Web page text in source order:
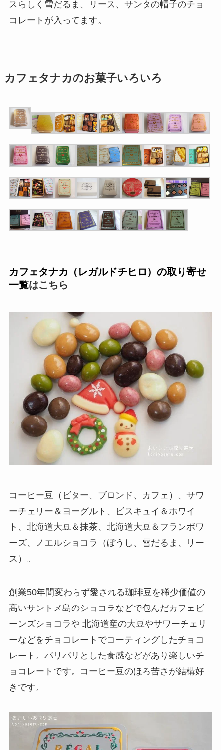
スらしく雪だるま、リース、サンタの帽子のチョ
コレートが入ってます。
カフェタナカのお菓子いろいろ
カフェタナカ（レガルドチヒロ）の取り寄せ
一覧はこちら
コーヒー豆（ビター、ブロンド、カフェ）、サワ
ーチェリー＆ヨーグルト、ビスキュイ＆ホワイ
ト、北海道大豆＆抹茶、北海道大豆＆フランボワ
ーズ、ノエルショコラ（ぼうし、雪だるま、リー
ス）。
創業50年間変わらず愛される珈琲豆を稀少価値の
高いサントメ島のショコラなどで包んだカフェビ
ーンズショコラや 北海道産の大豆やサワーチェリ
ーなどをチョコレートでコーティングしたチョコ
レート。パリパリとした食感などがあり楽しいチ
ョコレートです。コーヒー豆のほろ苦さが結構好
きです。